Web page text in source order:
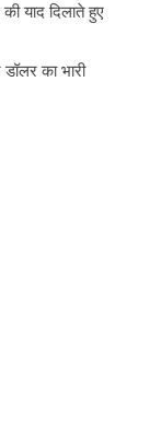
याद दिलाते हुए
का भारी